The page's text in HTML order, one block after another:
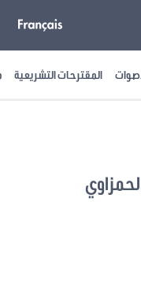
المقترحات التشريعية